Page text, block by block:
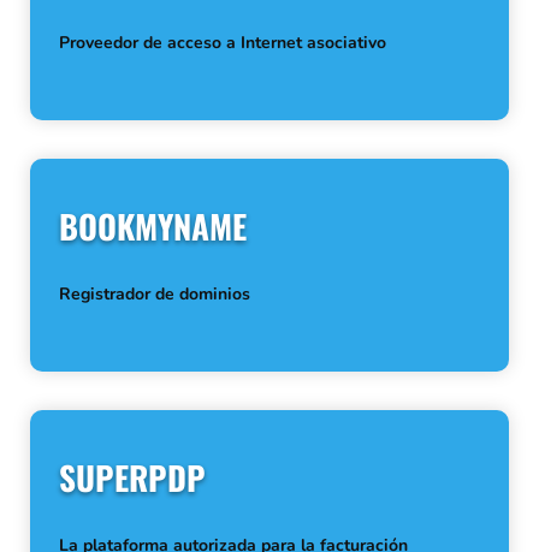
Proveedor de acceso a Internet asociativo
BOOKMYNAME
Registrador de dominios
SUPERPDP
La plataforma autorizada para la facturación